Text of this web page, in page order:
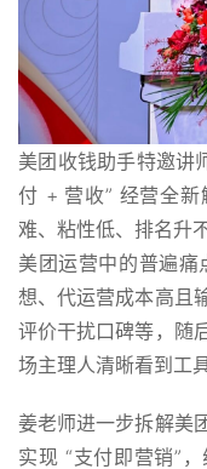
美团收钱助手特邀讲
付 + 营收” 经营全
难、粘性低、排名升
美团运营中的普遍痛
想、代运营成本高且
评价干扰口碑等，随
场主理人清晰看到工
姜老师进一步拆解美
实现 “支付即营销”